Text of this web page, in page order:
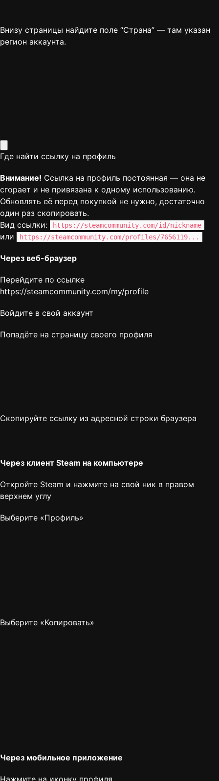
Внизу страницы найдите поле “Страна” — там указан
регион аккаунта.
Где найти ссылку на профиль
Внимание! Ссылка на профиль постоянная — она не
сгорает и не привязана к одному использованию.
Обновлять её перед покупкой не нужно, достаточно
один раз скопировать.
Вид ссылки:
https://steamcommunity.com/id/nickname
или https://steamcommunity.com/profiles/7656119...
Через веб-браузер
Перейдите по ссылке
https://steamcommunity.com/my/profile
Войдите в свой аккаунт
Попадёте на страницу своего профиля
Скопируйте ссылку из адресной строки браузера
Через клиент Steam на компьютере
Откройте Steam и нажмите на свой ник в правом
верхнем углу
Выберите «Профиль»
Выберите «Копировать»
Через мобильное приложение
Нажмите на иконку профиля